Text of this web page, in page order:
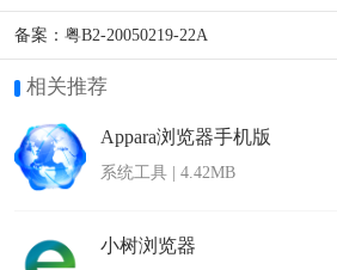
备案： 粤B2-20050219-22A
相关推荐
Appara浏览器手机版
系统工具 | 4.42MB
小树浏览器